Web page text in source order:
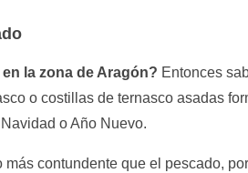
la zona de Aragón? Entonces
o costillas de ternasco asadas
o Año Nuevo.
más contundente que el pescado,